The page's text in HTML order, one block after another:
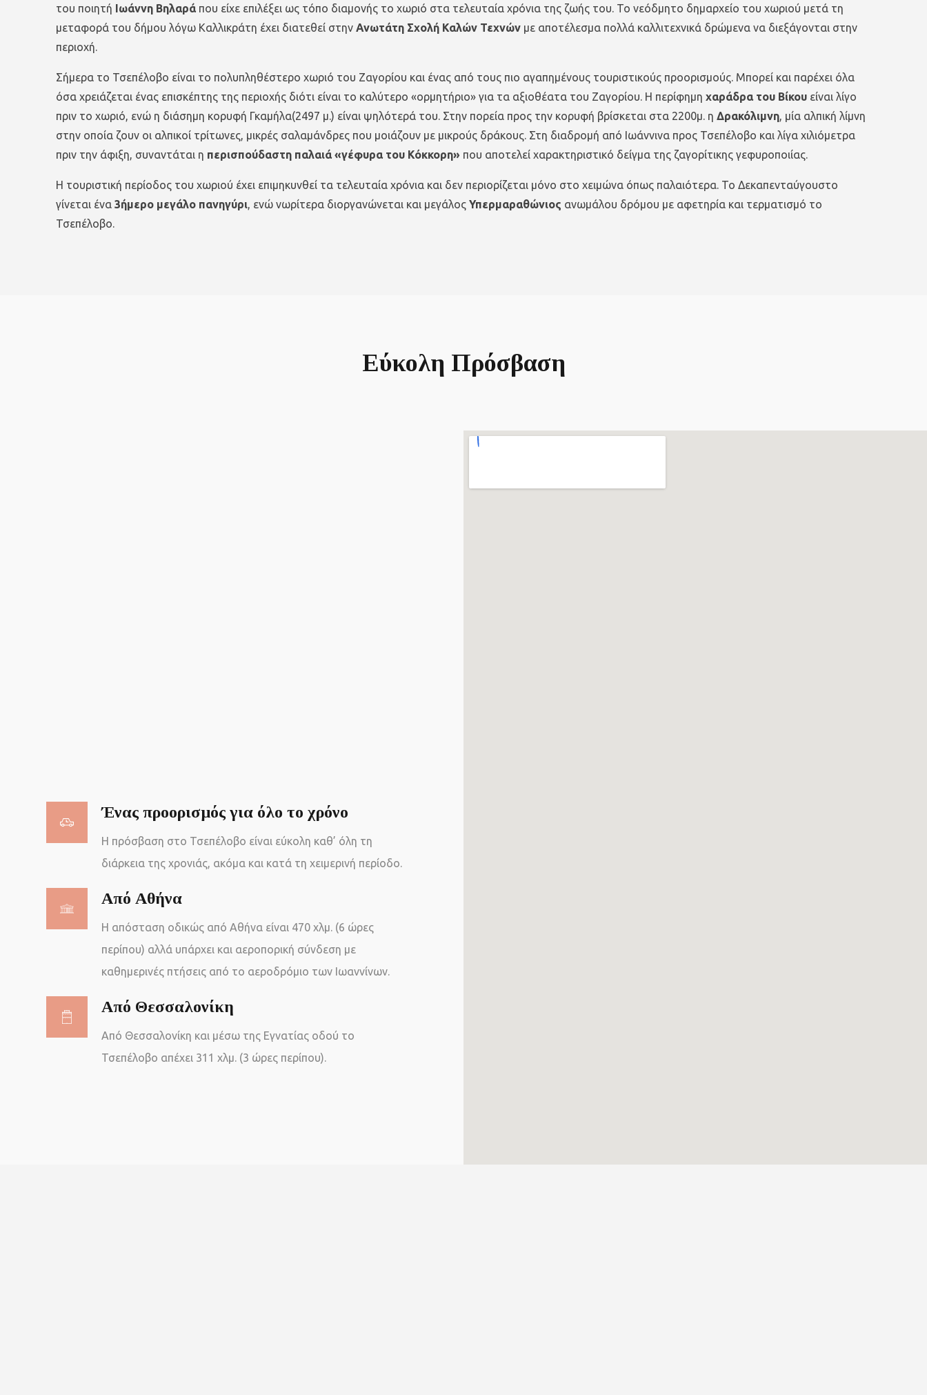
του ποιητή
Ιωάννη Βηλαράπου είχε επιλέξει ως τόπο διαμονής το χωριό στα τελευταία χρόνια της ζωής του. Το νεόδμητο δημαρχείο του χωριού μετά τη
μεταφορά του δήμου λόγω Καλλικράτη έχει διατεθεί στην Ανωτάτη Σχολή Καλών Τεχνώνμε αποτέλεσμα πολλά καλλιτεχνικά δρώμενα να διεξάγονται στην
περιοχή.
Σήμερα το Τσεπέλοβο είναι το πολυπληθέστερο χωριό του Ζαγορίου και ένας από τους πιο αγαπημένους τουριστικούς προορισμούς. Μπορεί και παρέχει όλα
όσα χρειάζεται ένας επισκέπτης της περιοχής διότι είναι το καλύτερο «ορμητήριο» για τα αξιοθέατα του Ζαγορίου. Η περίφημη χαράδρα του Βίκουείναι λίγο
πριν το χωριό, ενώ η διάσημη κορυφή Γκαμήλα(2497 μ.) είναι ψηλότερά του. Στην πορεία προς την κορυφή βρίσκεται στα 2200μ. η Δρακόλιμνη, μία αλπική λίμνη
στην οποία ζουν οι αλπικοί τρίτωνες, μικρές σαλαμάνδρες που μοιάζουν με μικρούς δράκους. Στη διαδρομή από Ιωάννινα προς Τσεπέλοβο και λίγα χιλιόμετρα
πριν την άφιξη, συναντάται η περισπούδαστη παλαιά «γέφυρα του Κόκκορη» που αποτελεί χαρακτηριστικό δείγμα της ζαγορίτικης γεφυροποιίας.
Η τουριστική περίοδος του χωριού έχει επιμηκυνθεί τα τελευταία χρόνια και δεν περιορίζεται μόνο στο χειμώνα όπως παλαιότερα. Το Δεκαπενταύγουστο
γίνεται ένα 3ήμερο μεγάλο πανηγύρι, ενώ νωρίτερα διοργανώνεται και μεγάλος Υπερμαραθώνιος ανωμάλου δρόμου με αφετηρία και τερματισμό το
Τσεπέλοβο.
Εύκολη Πρόσβαση
Ένας προορισμός για όλο το χρόνο
Η πρόσβαση στο Τσεπέλοβο είναι εύκολη καθ’ όλη τη
διάρκεια της χρονιάς, ακόμα και κατά τη χειμερινή περίοδο.
Aπό Αθήνα
Η απόσταση οδικώς από Αθήνα είναι 470 χλμ. (6 ώρες
περίπου) αλλά υπάρχει και αεροπορική σύνδεση με
καθημερινές πτήσεις από το αεροδρόμιο των Ιωαννίνων.
Από Θεσσαλονίκη
Από Θεσσαλονίκη και μέσω της Εγνατίας οδού το
Τσεπέλοβο απέχει 311 χλμ. (3 ώρες περίπου).